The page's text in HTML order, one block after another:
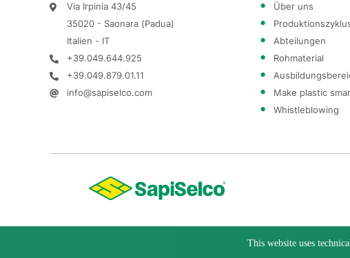
Via Irpinia 43/45
35020 - Saonara (Padua)
Italien - IT
+39.049.644.925
+39.049.879.01.11
info@sapiselco.com
Über uns
Abteilungen
Rohmaterial
Make plastic
Whistleblowing
This website uses